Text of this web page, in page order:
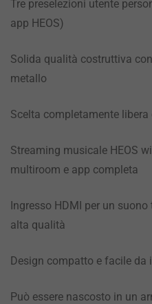
Tre preselezioni utente
app HEOS)
Solida qualità costruttiva
metallo
Scelta completamente
Streaming musicale HEOS
multiroom e app completa
Ingresso HDMI per un
alta qualità
Design compatto e facile da
Può essere nascosto in un